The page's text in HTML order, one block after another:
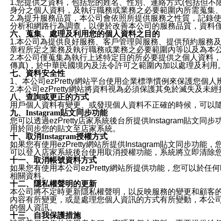
1.您提供之資料，包括您的姓名、性別、連絡方式(包括但
身分之個人資料，及執行職務或業務之必要範圍內所需蒐集
2.為提升服務品質，本公司會依照所提供服務之性質，記錄
分析和網路行為調查，以便於改善本公司的服務品質，資料
六、蒐集、處理及利用您的個人資料之目的
1.本公司為提供良好服務、客戶管理與服務、提供預約服務
章程所定之業務及執行職務或業務之必要範圍內等以及為
2.本公司僅蒐集為執行上述特定目的所必要提供之個人資料
傳真)，於中華民國境內及法令許可之範圍內加以處理及利用
七、資料安全性
1、本公司ezPretty網站平台使用企業標準慣例來保護您個
2.本公司ezPretty網站將資料視為必須保護其免於滅失及未
八、查詢或更正的方式
用戶個人資料有變更、或發現個人資料不正確的時候，可
九、Instagram貼文同步功能
您可以透過ezPretty店家系統後台所提供Instagram貼文同
用於同步您的貼文至店家系統。
十、取消Instagram授權方式
如果您有使用ezPretty網站所提供Instagram貼文同步功能
可以登入店家系統後台使用取消授權功能，系統將立即清
十一、取消帳號資料方式
如果您有使用本公司ezPretty網站所提供功能，您可以於任
相關資料。
十二、隱私權聲明的更新
本公司將不定時更新隱私權聲明，以反映服務的變更和顧
內容有所變更，或是處理您個人資訊的方式有所變動，本
的個人資訊。
十三、自我保護措施